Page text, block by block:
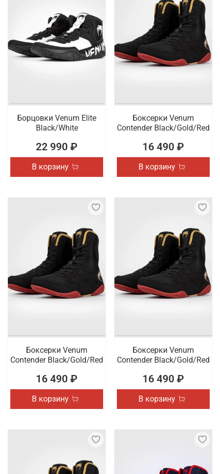
Борцовки Venum Elite
Black/White
22 990 ₽
В корзину
Боксерки Venum
Contender Black/Gold/Red
16 490 ₽
В корзину
Боксерки Venum
Contender Black/Gold/Red
16 490 ₽
В корзину
Боксерки Venum
Contender Black/Gold/Red
16 490 ₽
В корзину